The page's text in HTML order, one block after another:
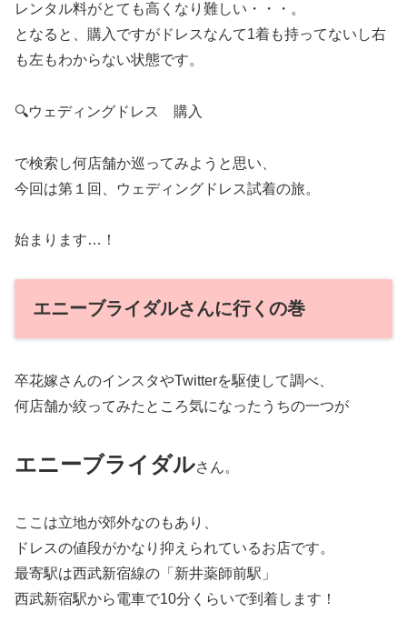
レンタル料がとても高くなり難しい・・・。
となると、購入ですがドレスなんて1着も持ってないし右
も左もわからない状態です。
🔍ウェディングドレス 購入
で検索し何店舗か巡ってみようと思い、
今回は第１回、ウェディングドレス試着の旅。
始まります…！
エニーブライダルさんに行くの巻
卒花嫁さんのインスタやTwitterを駆使して調べ、
何店舗か絞ってみたところ気になったうちの一つが
エニーブライダルさん。
ここは立地が郊外なのもあり、
ドレスの値段がかなり抑えられているお店です。
最寄駅は西武新宿線の「新井薬師前駅」
西武新宿駅から電車で10分くらいで到着します！